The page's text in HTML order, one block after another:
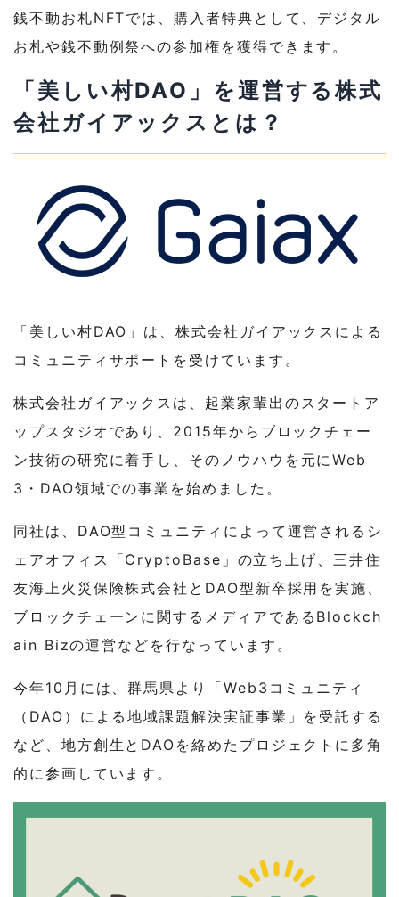
銭不動お札NFTでは、購入者特典として、デジタル
お札や銭不動例祭への参加権を獲得できます。
「美しい村DAO」を運営する株式
会社ガイアックスとは？
「美しい村DAO」は、株式会社ガイアックスによる
コミュニティサポートを受けています。
株式会社ガイアックスは、起業家輩出のスタートア
ップスタジオであり、2015年からブロックチェー
ン技術の研究に着手し、そのノウハウを元にWeb
3・DAO領域での事業を始めました。
同社は、DAO型コミュニティによって運営されるシ
ェアオフィス「CryptoBase」の立ち上げ、三井住
友海上火災保険株式会社とDAO型新卒採用を実施、
ブロックチェーンに関するメディアであるBlockch
ain Bizの運営などを行なっています。
今年10月には、群馬県より「Web3コミュニティ
（DAO）による地域課題解決実証事業」を受託する
など、地方創生とDAOを絡めたプロジェクトに多角
的に参画しています。